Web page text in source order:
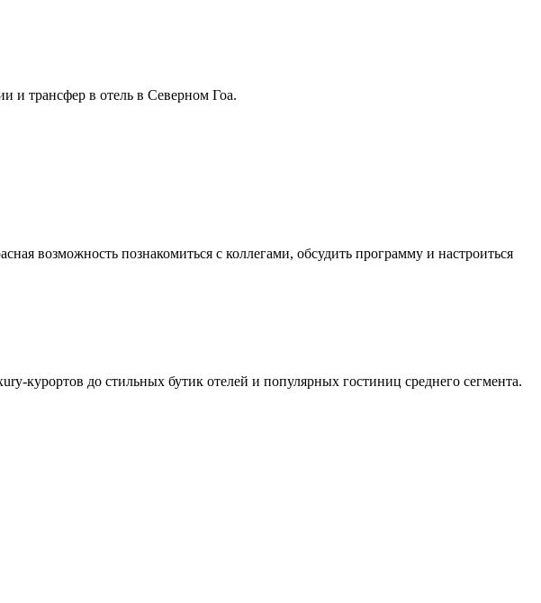
и трансфер в отель в Северном Гоа.
возможность познакомиться с коллегами, обсудить программу и настроиться
курортов до стильных бутик отелей и популярных гостиниц среднего сегмента.